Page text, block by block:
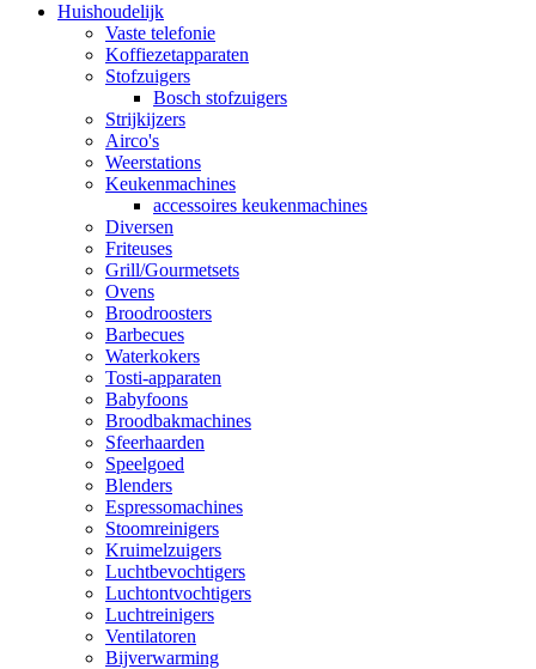
Huishoudelijk
Vaste telefonie
Koffiezetapparaten
Stofzuigers
Bosch stofzuigers
Strijkijzers
Airco's
Weerstations
Keukenmachines
accessoires keukenmachines
Diversen
Friteuses
Grill/Gourmetsets
Ovens
Broodroosters
Barbecues
Waterkokers
Tosti-apparaten
Babyfoons
Broodbakmachines
Sfeerhaarden
Speelgoed
Blenders
Espressomachines
Stoomreinigers
Kruimelzuigers
Luchtbevochtigers
Luchtontvochtigers
Luchtreinigers
Ventilatoren
Bijverwarming